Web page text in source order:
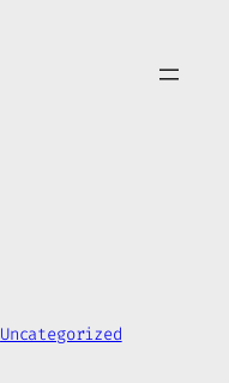
Uncategorized